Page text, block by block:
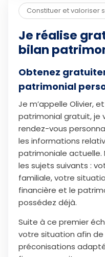
Constituer et valoriser
Je réalise
bilan
Obtenez
patrimonial
Je m’appelle Olivier,
patrimonial gratuit, je
rendez-vous
les informations
patrimoniale actuelle.
les sujets suivants :
familiale, votre
financière et le
possédez déjà.
Suite à ce premier
votre situation afin
préconisations